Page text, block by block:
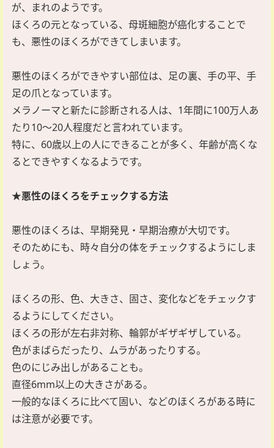
が、まれのようです。
ほくろの元となっている、母斑細胞が癌化することで
も、悪性のほくろができてしまいます。
悪性のほくろができやすい部位は、足の裏、手の平、手
足の爪となっています。
メラノーマと新たに診断される人は、1年間に100万人あ
たり10～20人程度だと言われています。
特に、60歳以上の人にできることが多く、年齢が高くな
るとできやすくなるようです。
★悪性のほくろをチェックする方法
悪性のほくろは、早期発見・早期治療が大切です。
そのためにも、時々自分の体をチェックするようにしま
しょう。
ほくろの形、色、大きさ、固さ、変化などをチェックす
るようにしてください。
ほくろの形が左右非対称、輪郭がギザギザしている。
色がまばらだったり、ムラがあったりする。
色のにじみ出しがあることも。
直径6mm以上の大きさがある。
一般的なほくろに比べて固い、などのほくろがある時に
は注意が必要です。